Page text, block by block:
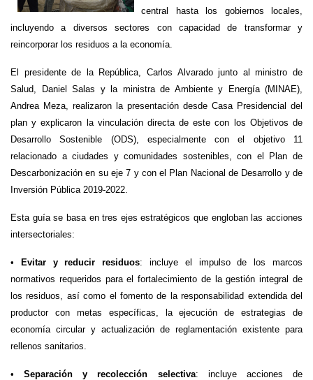
central hasta los gobiernos locales,
incluyendo a diversos sectores con capacidad de transformar y
reincorporar los residuos a la economía.
El presidente de la República, Carlos Alvarado junto al ministro de
Salud, Daniel Salas y la ministra de Ambiente y Energía (MINAE),
Andrea Meza, realizaron la presentación desde Casa Presidencial del
plan y explicaron la vinculación directa de este con los Objetivos de
Desarrollo Sostenible (ODS), especialmente con el objetivo 11
relacionado a ciudades y comunidades sostenibles, con el Plan de
Descarbonización en su eje 7 y con el Plan Nacional de Desarrollo y de
Inversión Pública 2019-2022.
Esta guía se basa en tres ejes estratégicos que engloban las acciones
intersectoriales:
• Evitar y reducir residuos: incluye el impulso de los marcos
normativos requeridos para el fortalecimiento de la gestión integral de
los residuos, así como el fomento de la responsabilidad extendida del
productor con metas específicas, la ejecución de estrategias de
economía circular y actualización de reglamentación existente para
rellenos sanitarios.
•Separación y recolección selectiva: incluye acciones de